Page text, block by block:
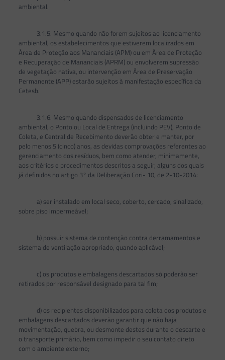
ambiental.
3.1.5. Mesmo quando não forem sujeitos ao licenciamento
ambiental, os estabelecimentos que estiverem localizados em
Área de Proteção aos Mananciais (APM) ou em Área de Proteção
e Recuperação de Mananciais (APRM) ou envolverem supressão
de vegetação nativa, ou intervenção em Área de Preservação
Permanente (APP) estarão sujeitos à manifestação específica da
Cetesb.
3.1.6. Mesmo quando dispensados de licenciamento
ambiental, o Ponto ou Local de Entrega (incluindo PEV), Ponto de
Coleta, e Central de Recebimento deverão obter e manter, por
pelo menos 5 (cinco) anos, as devidas comprovações referentes ao
gerenciamento dos resíduos, bem como atender, minimamente,
aos critérios e procedimentos descritos a seguir, alguns dos quais
já definidos no artigo 3° da Deliberação Cori- 10, de 2-10-2014:
a) ser instalado em local seco, coberto, cercado, sinalizado,
sobre piso impermeável;
b) possuir sistema de contenção contra derramamentos e
sistema de ventilação apropriado, quando aplicável;
c) os produtos e embalagens descartados só poderão ser
retirados por responsável designado para tal fim;
d) os recipientes disponibilizados para coleta dos produtos e
embalagens descartados deverão garantir que não haja
movimentação, quebra, ou desmonte destes durante o descarte e
o transporte primário, bem como impedir o seu contato direto
com o ambiente externo;